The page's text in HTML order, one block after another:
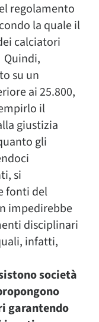
regolamento
la quale il
calciatori
Quindi,
su un
ai 25.800,
il
giustizia
gli
si
fonti del
impedirebbe
disciplinari
infatti,
società
garantendo